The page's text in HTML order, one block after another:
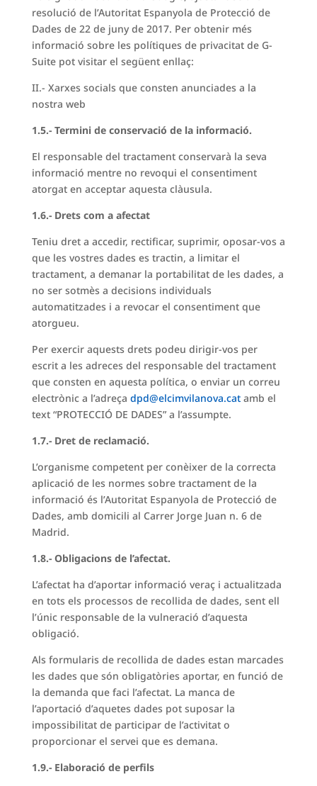
resolució de l’Autoritat Espanyola de Protecció de
Dades de 22 de juny de 2017. Per obtenir més
informació sobre les polítiques de privacitat de G-
Suite pot visitar el següent enllaç:
II.- Xarxes socials que consten anunciades a la
nostra web
1.5.- Termini de conservació de la informació.
El responsable del tractament conservarà la seva
informació mentre no revoqui el consentiment
atorgat en acceptar aquesta clàusula.
1.6.- Drets com a afectat
Teniu dret a accedir, rectificar, suprimir, oposar-vos a
que les vostres dades es tractin, a limitar el
tractament, a demanar la portabilitat de les dades, a
no ser sotmès a decisions individuals
automatitzades i a revocar el consentiment que
atorgueu.
Per exercir aquests drets podeu dirigir-vos per
escrit a les adreces del responsable del tractament
que consten en aquesta política, o enviar un correu
electrònic a l’adreça dpd@elcimvilanova.catamb el
text “PROTECCIÓ DE DADES” a l’assumpte.
1.7.- Dret de reclamació.
L’organisme competent per conèixer de la correcta
aplicació de les normes sobre tractament de la
informació és l’Autoritat Espanyola de Protecció de
Dades, amb domicili al Carrer Jorge Juan n. 6 de
Madrid.
1.8.- Obligacions de l’afectat.
L’afectat ha d’aportar informació veraç i actualitzada
en tots els processos de recollida de dades, sent ell
l’únic responsable de la vulneració d’aquesta
obligació.
Als formularis de recollida de dades estan marcades
les dades que són obligatòries aportar, en funció de
la demanda que faci l’afectat. La manca de
l’aportació d’aquetes dades pot suposar la
impossibilitat de participar de l’activitat o
proporcionar el servei que es demana.
1.9.- Elaboració de perfils